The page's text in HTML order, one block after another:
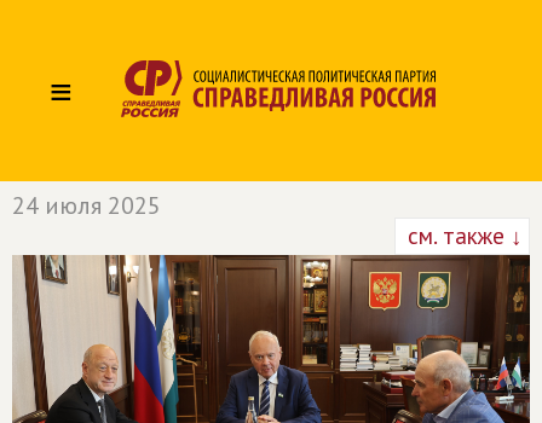
≡
24 июля 2025
см. также ↓